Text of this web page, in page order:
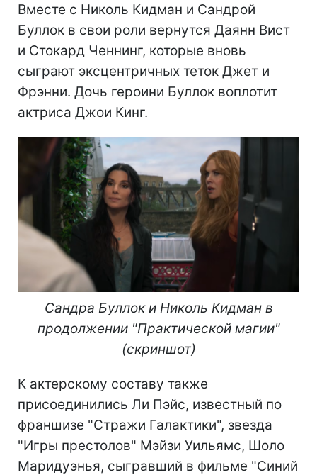
Вместе с Николь Кидман и Сандрой
Буллок в свои роли вернутся Даянн Вист
и Стокард Ченнинг, которые вновь
сыграют эксцентричных теток Джет и
Фрэнни. Дочь героини Буллок воплотит
актриса Джои Кинг.
Сандра Буллок и Николь Кидман в
продолжении "Практической магии"
(скриншот)
К актерскому составу также
присоединились Ли Пэйс, известный по
франшизе "Стражи Галактики", звезда
"Игры престолов" Мэйзи Уильямс, Шоло
Маридуэнья, сыгравший в фильме "Синий